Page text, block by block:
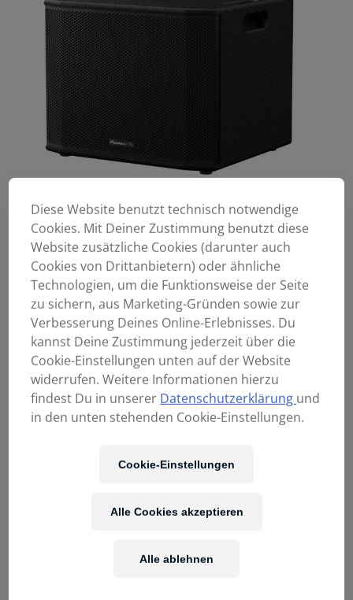
699,00
Diese Website benutzt technisch notwendige
Cookies. Mit Deiner Zustimmung benutzt diese
Website zusätzliche Cookies (darunter auch
Cookies von Drittanbietern) oder ähnliche
Technologien, um die Funktionsweise der Seite
zu sichern, aus Marketing-Gründen sowie zur
Verbesserung Deines Online-Erlebnisses. Du
kannst Deine Zustimmung jederzeit über die
Cookie-Einstellungen unten auf der Website
widerrufen. Weitere Informationen hierzu
findest Du in unserer Datenschutzerklärung und
in den unten stehenden Cookie-Einstellungen.
Cookie-Einstellungen
Alle ablehnen
Alle Cookies akzeptieren